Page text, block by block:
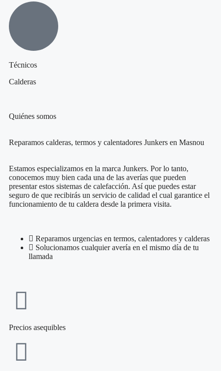
Técnicos
Calderas
Quiénes somos
Reparamos calderas, termos y calentadores Junkers en Masnou
Estamos especializamos en la marca Junkers. Por lo tanto,
conocemos muy bien cada una de las averías que pueden
presentar estos sistemas de calefacción. Así que puedes estar
seguro de que recibirás un servicio de calidad el cual garantice el
funcionamiento de tu caldera desde la primera visita.
Reparamos urgencias en termos, calentadores y calderas
Solucionamos cualquier avería en el mismo día de tu
llamada
Precios asequibles